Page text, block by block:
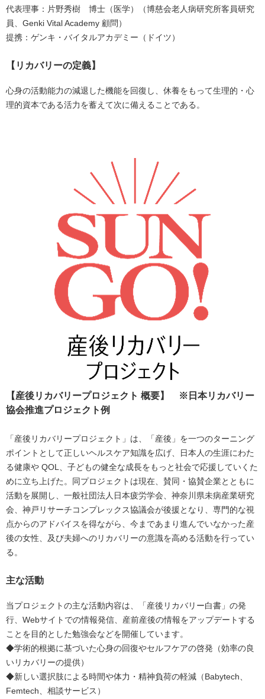
代表理事：片野秀樹 博士（医学）（博慈会老人病研究所客員研究
員、Genki Vital Academy 顧問）
提携：ゲンキ・バイタルアカデミー（ドイツ）
【リカバリーの定義】
心身の活動能力の減退した機能を回復し、休養をもって生理的・心
理的資本である活力を蓄えて次に備えることである。
【産後リカバリープロジェクト 概要】 ※日本リカバリー
協会推進プロジェクト例
「産後リカバリープロジェクト」は、「産後」を一つのターニング
ポイントとして正しいヘルスケア知識を広げ、日本人の生涯にわた
る健康や QOL、子どもの健全な成長をもっと社会で応援していくた
めに立ち上げた。同プロジェクトは現在、賛同・協賛企業とともに
活動を展開し、一般社団法人日本疲労学会、神奈川県未病産業研究
会、神戸リサーチコンプレックス協議会が後援となり、専門的な視
点からのアドバイスを得ながら、今まであまり進んでいなかった産
後の女性、及び夫婦へのリカバリーの意識を高める活動を行ってい
る。
主な活動
当プロジェクトの主な活動内容は、「産後リカバリー白書」の発
行、Webサイトでの情報発信、産前産後の情報をアップデートする
ことを目的とした勉強会などを開催しています。
◆学術的根拠に基づいた心身の回復やセルフケアの啓発（効率の良
いリカバリーの提供）
◆新しい選択肢による時間や体力・精神負荷の軽減（Babytech、
Femtech、相談サービス）